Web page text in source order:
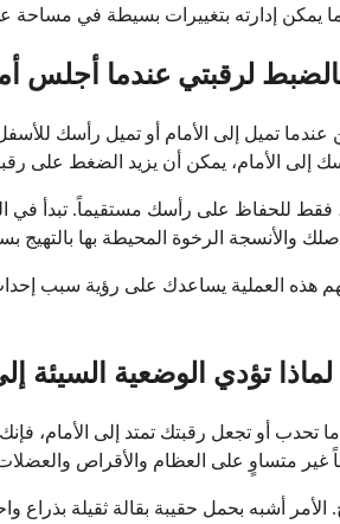
لرقبتي عندما أجلس
بشكل مريح. ولكن عندما تميل إلى الأمام أو تميل
للحفاظ على رأسك مستقيماً. تبدأ في
هذه العملية يساعدك على رؤية سبب
لماذا تؤدي الوضعية السيئة
تحدب أو تجعل رقبتك تمتد إلى الأمام،
أشبه بحمل حقيبة بقالة ثقيلة بذراع